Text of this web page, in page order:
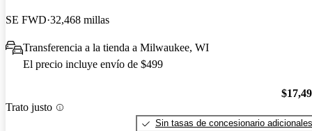
SE FWD 32,468 millas
Transferencia a la tienda a Milwaukee, WI
El precio incluye envío de $499
Trato justo
Sin tasas de concesionario adicionales